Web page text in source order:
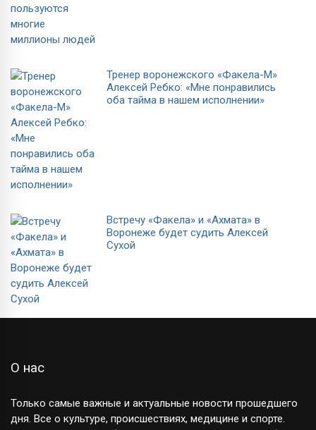
Тренер воронежского «Факела-М»
Алексей Ребко: «Мне понравились
оба тайма в нашем исполнении»
Встречу «Факела» и «Ахмата» в
Воронеже будет судить Алексей
Сухой
О нас
Только самые важные и актуальные новости прошедшего
дня. Все о культуре, происшествиях, медицине и спорте.